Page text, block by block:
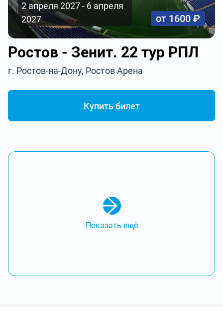
2 апреля 2027 - 6 апреля
2027
от 1600 ₽
Ростов - Зенит. 22 тур РПЛ
г. Ростов-на-Дону, Ростов Арена
Купить билет
Показать ещё